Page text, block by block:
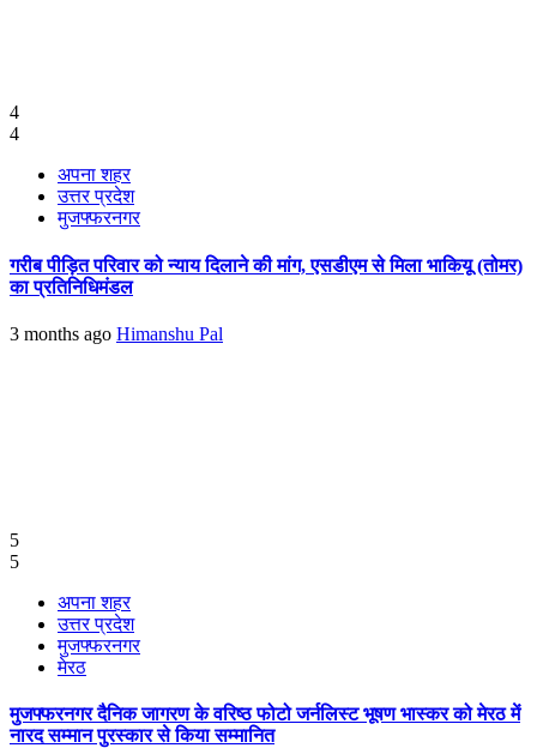
4
4
अपना शहर
उत्तर प्रदेश
मुजफ्फरनगर
गरीब पीड़ित परिवार को न्याय दिलाने की मांग, एसडीएम से मिला भाकियू (तोमर)
का प्रतिनिधिमंडल
3 months ago Himanshu Pal
5
5
अपना शहर
उत्तर प्रदेश
मुजफ्फरनगर
मेरठ
मुजफ्फरनगर दैनिक जागरण के वरिष्ठ फोटो जर्नलिस्ट भूषण भास्कर को मेरठ में
नारद सम्मान पुरस्कार से किया सम्मानित